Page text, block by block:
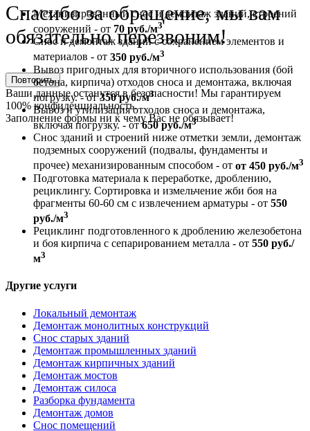
Спасибо за обращение, мы вам
обязательно перезвоним!
Повторить
Ваши данные останутся в безопасности! Мы гарантируем
100% конфиденциальность.
Заполнение формы ни к чему Вас не обязывает!
Механизированный снос и демонтаж зданий, строений
сооружений - от 70 руб./м3
Снос и демонтаж зданий с сохранением элементов и
материалов - от 350 руб./м3
Вывоз пригодных для вторичного использования (бой
бетона, кирпича) отходов сноса и демонтажа, включая
погрузку. - от350 руб./м3
Вывоз и утилизация отходов сноса и демонтажа,
включая погрузку. - от650 руб./м3
Снос зданий и строений ниже отметки земли, демонтаж
подземных сооружений (подвалы, фундаменты и
прочее) механизированным способом - от от 450 руб./м3
Подготовка материала к переработке, дроблению,
рециклингу. Сортировка и измельчение жби боя на
фрагменты 60-60 см с извлечением арматуры - от 550
руб./м3
Рециклинг подготовленного к дроблению железобетона
и боя кирпича с сепарированием металла - от 550 руб./
м3
Другие услуги
Локальный демонтаж
Демонтаж монолитных конструкций
Снос старых зданий
Демонтаж промышленных зданий
Демонтаж кирпичных зданий
Демонтаж мостов
Демонтаж силоса
Разборка фундамента
Демонтаж домов
Снос помещений